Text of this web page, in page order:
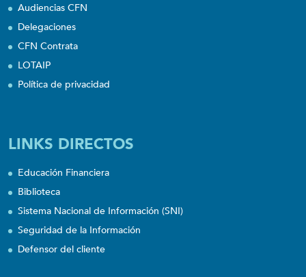
Audiencias CFN
Delegaciones
CFN Contrata
LOTAIP
Política de privacidad
LINKS DIRECTOS
Educación Financiera
Biblioteca
Sistema Nacional de Información (SNI)
Seguridad de la Información
Defensor del cliente